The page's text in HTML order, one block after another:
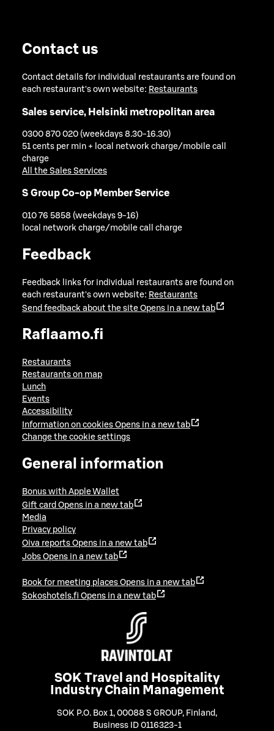
Contact us
Contact details for individual restaurants are found on
each restaurant's own website: Restaurants
Sales service, Helsinki metropolitan area
0300 870 020 (weekdays 8.30-16.30)
51 cents per min + local network charge/mobile call
charge
All the Sales Services
S Group Co-op Member Service
010 76 5858 (weekdays 9-16)
local network charge/mobile call charge
Feedback
Feedback links for individual restaurants are found on
each restaurant's own website: Restaurants
Send feedback about the site Opens in a new tab
Raflaamo.fi
Restaurants
Restaurants on map
Lunch
Events
Accessibility
Information on cookies Opens in a new tab
Change the cookie settings
General information
Bonus with Apple Wallet
Gift card Opens in a new tab
Media
Privacy policy
Oiva reports Opens in a new tab
Jobs Opens in a new tab
Book for meeting places Opens in a new tab
Sokoshotels.fi Opens in a new tab
SOK Travel and Hospitality
Industry Chain Management
SOK P.O. Box 1, 00088 S GROUP, Finland ,
Business ID 0116323-1